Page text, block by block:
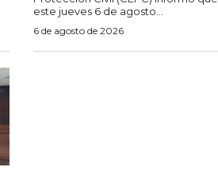
este jueves 6 de agosto...
6 de agosto de 2026